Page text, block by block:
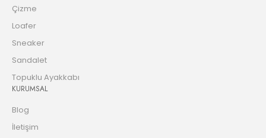
Çizme
Loafer
Sneaker
Sandalet
Topuklu Ayakkabı
KURUMSAL
Blog
İletişim